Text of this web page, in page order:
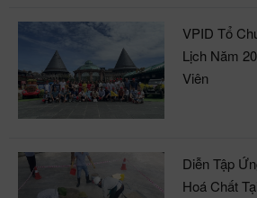
VPID Tổ
Lịch Năm
Viên
Diễn Tập
Hoá Chất